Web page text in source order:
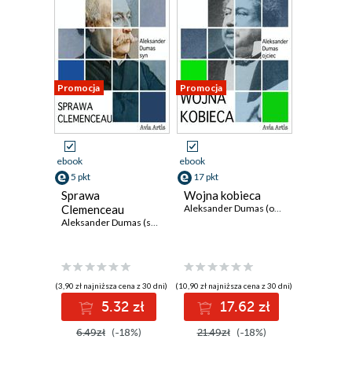
Promocja
ebook
5 pkt
Sprawa
Clemenceau
Aleksander Dumas (syn)
(3,90 zł najniższa cena z 30 dni)
5.32 zł
6.49zł (-18%)
Promocja
ebook
17 pkt
Wojna kobieca
Aleksander Dumas (ojciec)
(10,90 zł najniższa cena z 30 dni)
17.62 zł
21.49zł (-18%)